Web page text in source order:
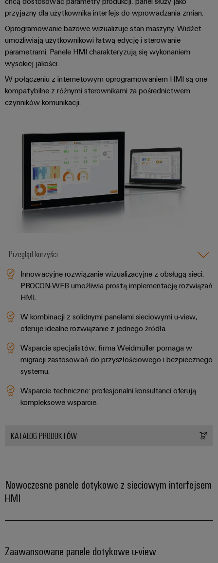
Stabilność
bezpieczeństwo
nowoczesnych
sieci
energetycznych
Tradycyjne
wytwarzanie
energii
metod
wytwarzania
energii
Uzdatnianie
wody
i
oczyszczanie
ścieków
przemysłu
oczyszczania
i
ścieków
Wodór
jako
technologia
transformacji
energetycznej
Oprogramowanie
Oznaczniki
Drukarki
przemysłowe
Oświetlenie
przemysłowe
szafy
sterowniczej
Usługa
montażu
Złożone
skrzynki
łączeniowe
konfekcjonowane
Innowacje
produktowe
połączeń
przyjazny dla użytkownika interfejs do wprowadzania zmian.
Oprogramowanie bazowe wizualizuje stan maszyny. Widżet
umożliwiają użytkownikowi łatwą edycję i sterowanie
parametrami. Panele HMI charakteryzują się wykonaniem
wysokiej jakości.
W połączeniu z internetowym oprogramowaniem HMI są one
kompatybilne z różnymi sterownikami za pośrednictwem
czynników komunikacji.
Przegląd korzyści
Innowacyjne rozwiązanie wizualizacyjne z obsługą sieci:
PROCON-WEB umożliwia prostą implementację rozwiązań
HMI.
W kombinacji z solidnymi panelami sieciowymi u-view,
oferuje idealne rozwiązanie z jednego źródła.
Wsparcie specjalistów: firma Weidmüller pomaga w
migracji zastosowań do przyszłościowego i bezpiecznego
systemu.
Wsparcie techniczne: profesjonalni konsultanci oferują
kompleksowe wsparcie.
KATALOG PRODUKTÓW
Nowoczesne panele dotykowe z sieciowym interfejsem
HMI
Zaawansowane panele dotykowe u-view